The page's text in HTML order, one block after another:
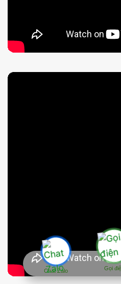
Chat Zalo Gọi